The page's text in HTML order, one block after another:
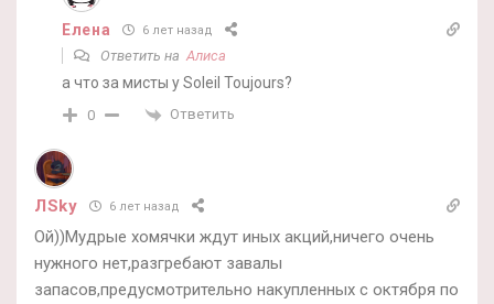
Елена 6 лет назад
Ответить на Алиса
а что за мисты у Soleil Toujours?
0 Ответить
ЛSky 6 лет назад
Ой))Мудрые хомячки ждут иных акций,ничего очень
нужного нет,разгребают завалы
запасов,предусмотрительно накупленных с октября по